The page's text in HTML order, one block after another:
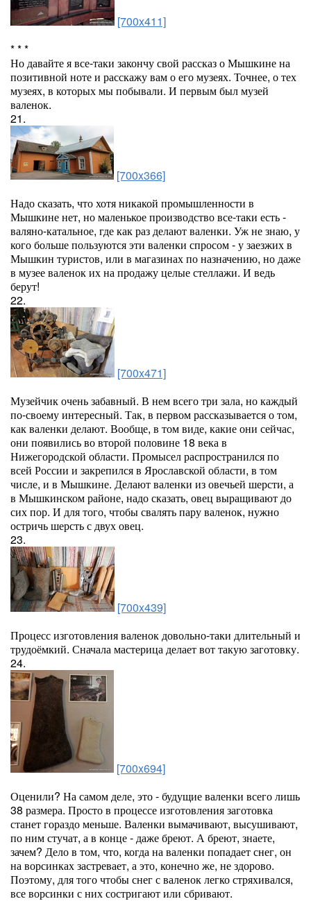
[700x411]
* * *
Но давайте я все-таки закончу свой рассказ о Мышкине на
позитивной ноте и расскажу вам о его музеях. Точнее, о тех
музеях, в которых мы побывали. И первым был музей
валенок.
21.
[700x366]
Надо сказать, что хотя никакой промышленности в
Мышкине нет, но маленькое производство все-таки есть -
валяно-катальное, где как раз делают валенки. Уж не знаю, у
кого больше пользуются эти валенки спросом - у заезжих в
Мышкин туристов, или в магазинах по назначению, но даже
в музее валенок их на продажу целые стеллажи. И ведь
берут!
22.
[700x471]
Музейчик очень забавный. В нем всего три зала, но каждый
по-своему интересный. Так, в первом рассказывается о том,
как валенки делают. Вообще, в том виде, какие они сейчас,
они появились во второй половине 18 века в
Нижегородской области. Промысел распространился по
всей России и закрепился в Ярославской области, в том
числе, и в Мышкине. Делают валенки из овечьей шерсти, а
в Мышкинском районе, надо сказать, овец выращивают до
сих пор. И для того, чтобы свалять пару валенок, нужно
остричь шерсть с двух овец.
23.
[700x439]
Процесс изготовления валенок довольно-таки длительный и
трудоёмкий. Сначала мастерица делает вот такую заготовку.
24.
[700x694]
Оценили? На самом деле, это - будущие валенки всего лишь
38 размера. Просто в процессе изготовления заготовка
станет гораздо меньше. Валенки вымачивают, высушивают,
по ним стучат, а в конце - даже бреют. А бреют, знаете,
зачем? Дело в том, что, когда на валенки попадает снег, он
на ворсинках застревает, а это, конечно же, не здорово.
Поэтому, для того чтобы снег с валенок легко стряхивался,
все ворсинки с них состригают или сбривают.